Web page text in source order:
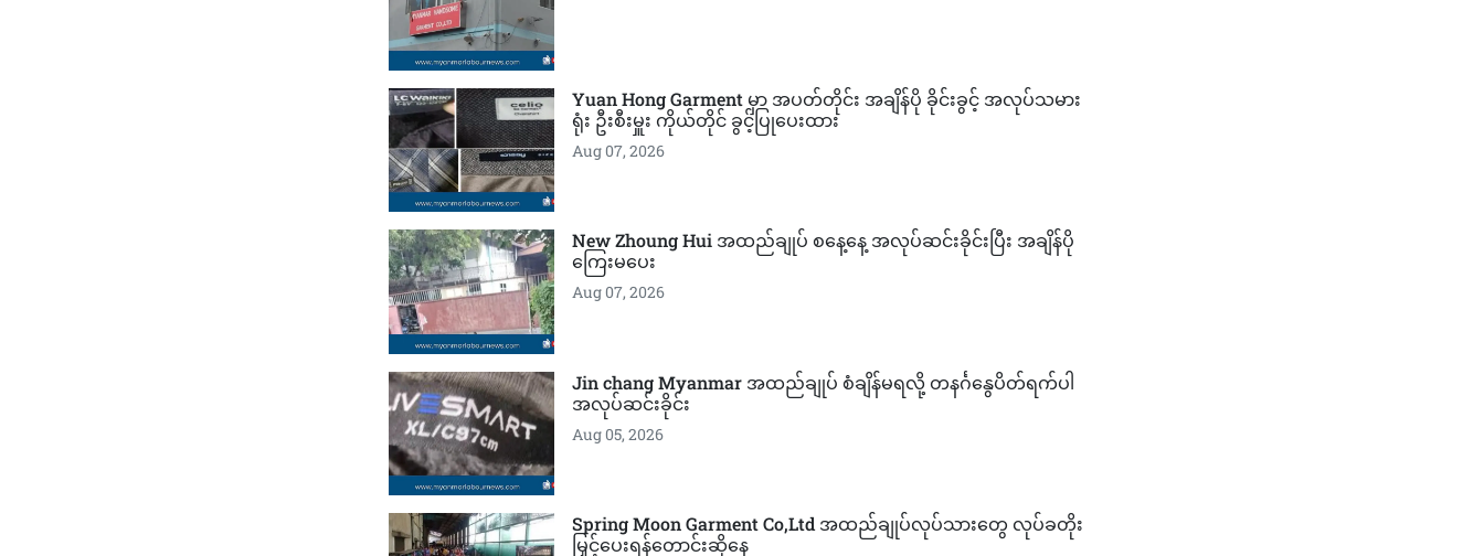
Yuan Hong Garment မှာ အပတ်တိုင်း အချိန်ပို ခိုင်းခွင့် အလုပ်သမား
ရုံး ဦးစီးမှူး ကိုယ်တိုင် ခွင့်ပြုပေးထား
Aug 07, 2026
New Zhoung Hui အထည်ချုပ် စနေ့နေ့ အလုပ်ဆင်းခိုင်းပြီး အချိန်ပို
ကြေးမပေး
Aug 07, 2026
Jin chang Myanmar အထည်ချုပ် စံချိန်မရလို့ တနင်္ဂနွေပိတ်ရက်ပါ
အလုပ်ဆင်းခိုင်း
Aug 05, 2026
Spring Moon Garment Co,Ltd အထည်ချုပ်လုပ်သားတွေ လုပ်ခတိုး
မြှင့်ပေးရန်တောင်းဆိုနေ